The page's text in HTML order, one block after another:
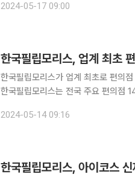
리스(필립모리스)의 한국 시장 점유
2024-05-17 09:00
한국필립모리스, 업계 최초
한국필립모리스가 업계 최초로 편의
한국필립모리스는 전국 주요 편의점
인쇄 광고물로 인한 폐기물이 줄어
2024-05-14 09:16
한국필립모리스, 아이코스